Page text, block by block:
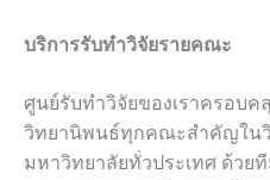
บริการรับทำวิจัยรายคณะ
ศูนย์รับทำวิจัยของเราครอบ
วิทยานิพนธ์ทุกคณะสำคัญใน
มหาวิทยาลัยทั่วประเทศ ด้วย